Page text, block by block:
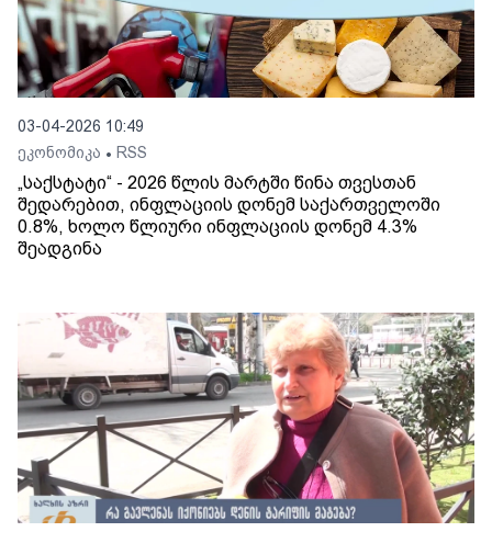
03-04-2026 10:49
ეკონომიკა • RSS
„საქსტატი“ - 2026 წლის მარტში წინა თვესთან
შედარებით, ინფლაციის დონემ საქართველოში
0.8%, ხოლო წლიური ინფლაციის დონემ 4.3%
შეადგინა